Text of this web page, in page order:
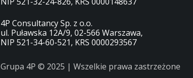
4P Consultancy Sp. z o.o.
ul. Puławska 12A/9, 02-566 Warszawa,
NIP 521-34-60-521, KRS 0000293567
Grupa 4P © 2025 | Wszelkie prawa zastrzeżone